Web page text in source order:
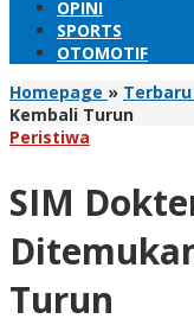
OPINI
SPORTS
OTOMOTIF
Homepage » Terbaru
Kembali Turun
Peristiwa
SIM
Turun